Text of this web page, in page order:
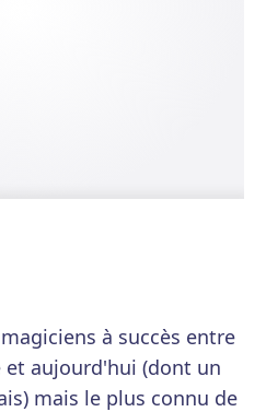
à succès entre
et aujourd'hui (dont un
mais le plus connu de